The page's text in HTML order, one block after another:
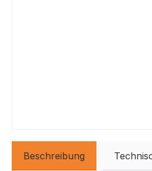
Beschreibung